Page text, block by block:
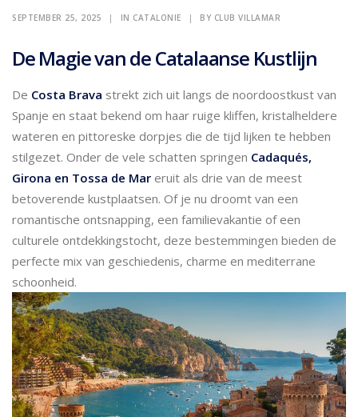
SEPTEMBER 25, 2025 | IN CATALONIE | BY CLUB VILLAMAR
De Magie van de Catalaanse Kustlijn
De Costa Brava strekt zich uit langs de noordoostkust van
Spanje en staat bekend om haar ruige kliffen, kristalheldere
wateren en pittoreske dorpjes die de tijd lijken te hebben
stilgezet. Onder de vele schatten springen Cadaqués,
Girona en Tossa de Mar eruit als drie van de meest
betoverende kustplaatsen. Of je nu droomt van een
romantische ontsnapping, een familievakantie of een
culturele ontdekkingstocht, deze bestemmingen bieden de
perfecte mix van geschiedenis, charme en mediterrane
schoonheid.